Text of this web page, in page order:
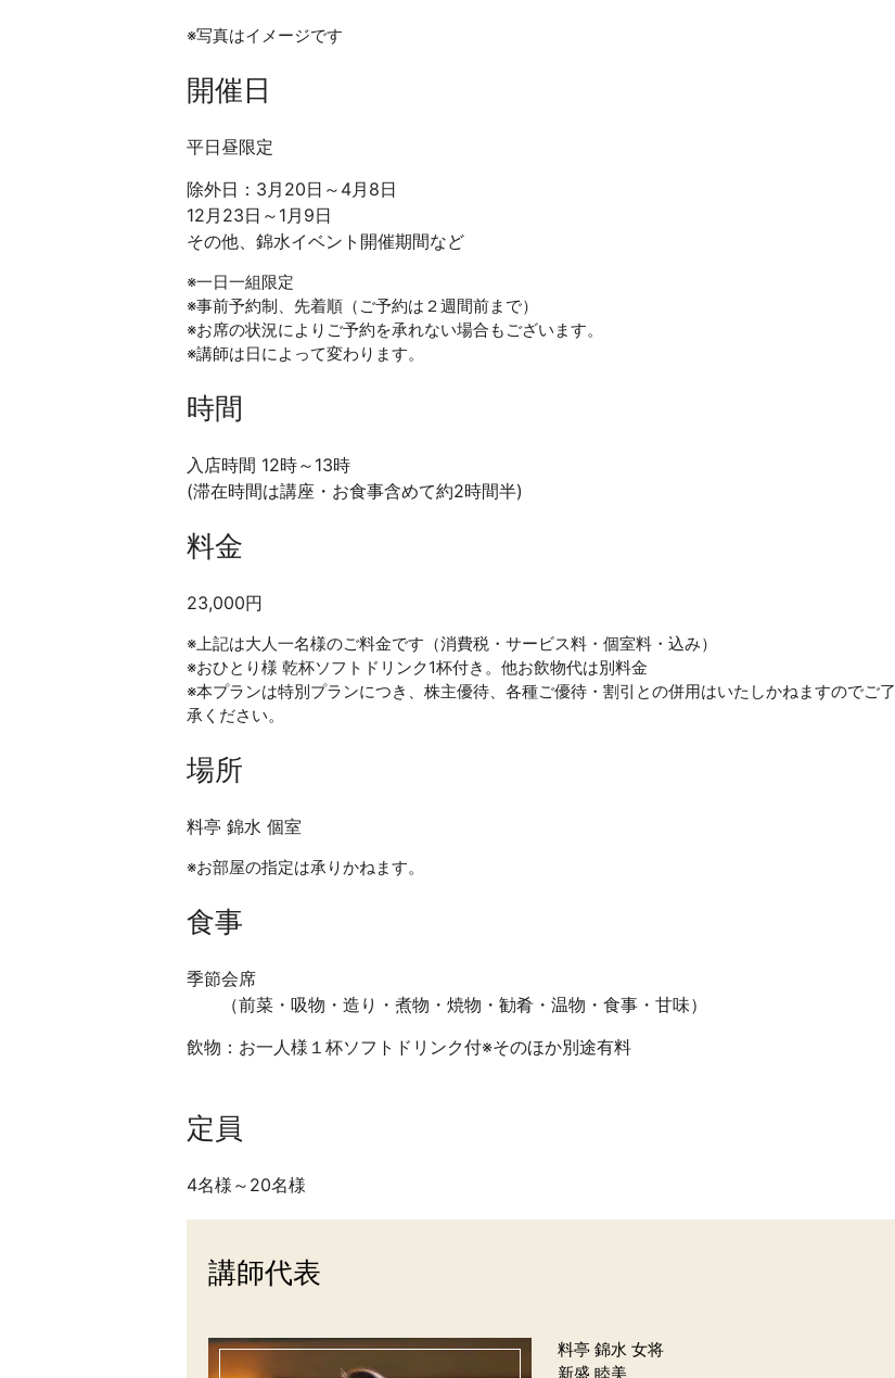
※写真はイメージです
開催日
平日昼限定
除外日：3月20日～4月8日
12月23日～1月9日
その他、錦水イベント開催期間など
※一日一組限定
※事前予約制、先着順（ご予約は２週間前まで）
※お席の状況によりご予約を承れない場合もございます。
※講師は日によって変わります。
時間
入店時間 12時～13時
(滞在時間は講座・お食事含めて約2時間半)
料金
23,000円
※上記は大人一名様のご料金です（消費税・サービス料・個室料・込み）
※おひとり様 乾杯ソフトドリンク1杯付き。他お飲物代は別料金
※本プランは特別プランにつき、株主優待、各種ご優待・割引との併用はいたしかねますのでご了
承ください。
場所
料亭 錦水 個室
※お部屋の指定は承りかねます。
食事
季節会席
（前菜・吸物・造り・煮物・焼物・勧肴・温物・食事・甘味）
飲物：お一人様１杯ソフトドリンク付※そのほか別途有料
定員
4名様～20名様
講師代表
料亭 錦水 女将
新盛 睦美